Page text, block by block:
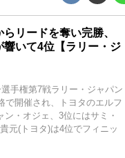
リードを奪い完勝、
いて4位【ラリー・ジ
手権第7戦ラリー・ジャパン
で開催され、トヨタのエルフ
・オジェ、3位にはサミ・
元(トヨタ)は4位でフィニッ